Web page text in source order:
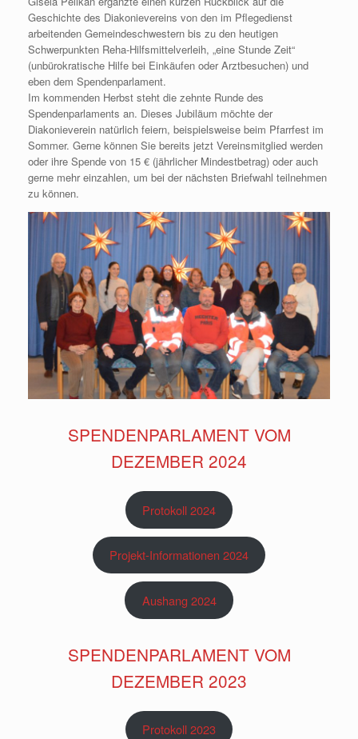
Geschichte des Diakonievereins von den im Pflegedienst
arbeitenden Gemeindeschwestern bis zu den heutigen
Schwerpunkten Reha-Hilfsmittelverleih, „eine Stunde Zeit“
(unbürokratische Hilfe bei Einkäufen oder Arztbesuchen) und
eben dem Spendenparlament.
Im kommenden Herbst steht die zehnte Runde des
Spendenparlaments an. Dieses Jubiläum möchte der
Diakonieverein natürlich feiern, beispielsweise beim Pfarrfest im
Sommer. Gerne können Sie bereits jetzt Vereinsmitglied werden
oder ihre Spende von 15 € (jährlicher Mindestbetrag) oder auch
gerne mehr einzahlen, um bei der nächsten Briefwahl teilnehmen
zu können.
SPENDENPARLAMENT VOM
DEZEMBER 2024
Protokoll 2024
Projekt-Informationen 2024
Aushang 2024
SPENDENPARLAMENT VOM
DEZEMBER 2023
Protokoll 2023